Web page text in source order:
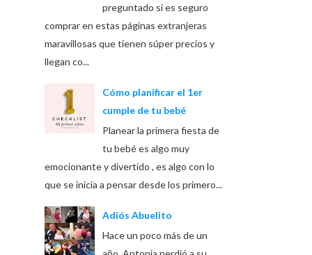
preguntado si es seguro
comprar en estas páginas extranjeras
maravillosas que tienen súper precios y
llegan co...
Cómo planificar el 1er
cumple de tu bebé
Planear la primera fiesta de
tu bebé es algo muy
emocionante y divertido , es algo con lo
que se inicia a pensar desde los primero...
Adiós Abuelito
Hace un poco más de un